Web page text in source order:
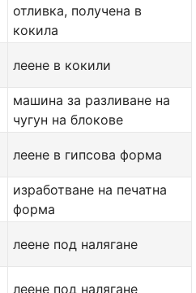
отливка, получена в
кокила
леене в кокили
машина за разливане на
чугун на блокове
леене в гипсова форма
изработване на печатна
форма
леене под налягане
леене под налягане